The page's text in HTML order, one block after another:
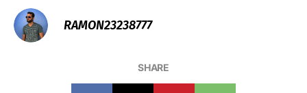
RAMON23238777
SHARE